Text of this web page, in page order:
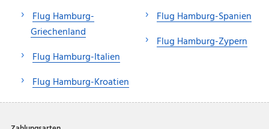
Flug Hamburg-
Griechenland
Flug Hamburg-Italien
Flug Hamburg-Kroatien
Flug Hamburg-Spanien
Flug Hamburg-Zypern